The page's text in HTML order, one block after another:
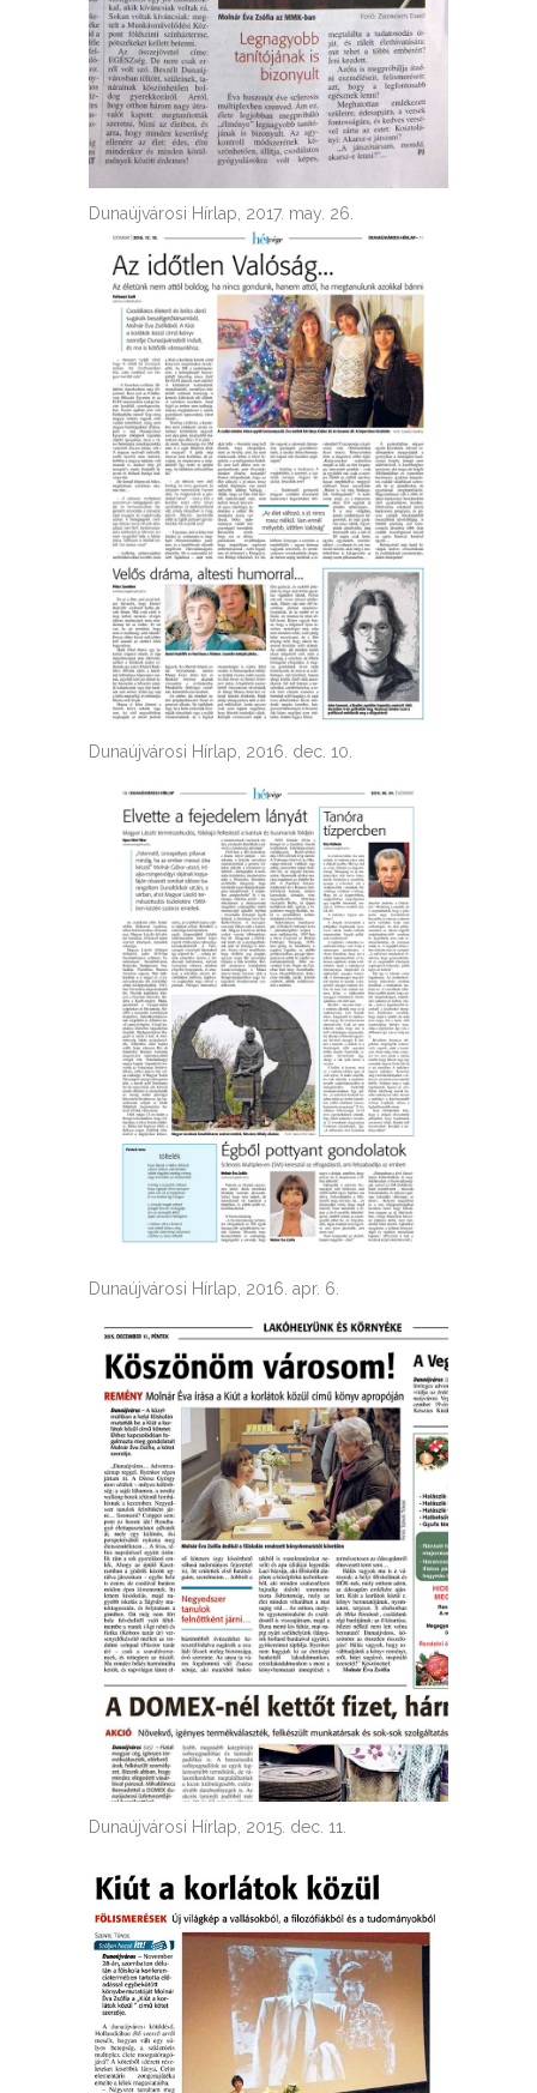
Dunaújvárosi Hírlap, 2017. may. 26.
Dunaújvárosi Hírlap, 2016. dec. 10.
Dunaújvárosi Hírlap, 2016. apr. 6.
Dunaújvárosi Hírlap, 2015. dec. 11.